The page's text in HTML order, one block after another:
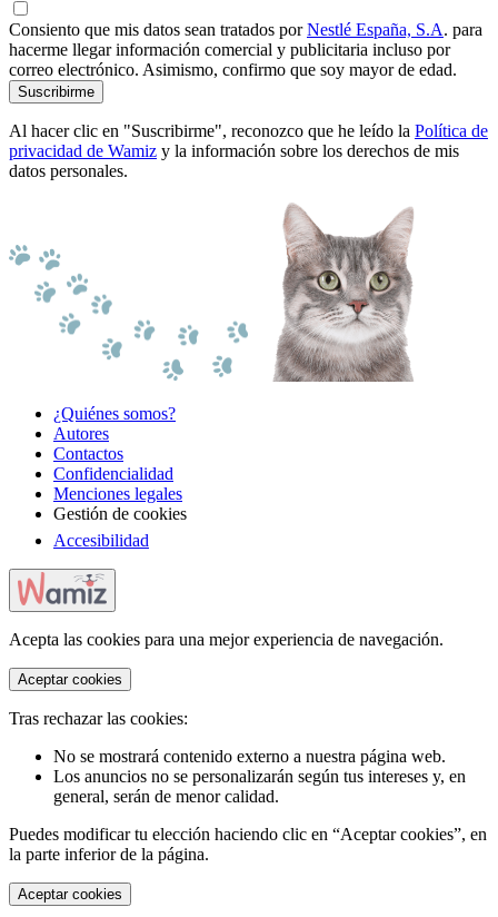
Consiento que mis datos sean tratados porNestlé España, S.A. para
hacerme llegar información comercial y publicitaria incluso por
correo electrónico. Asimismo, confirmo que soy mayor de edad.
Suscribirme
Al hacer clic en "Suscribirme", reconozco que he leído la Política de
privacidad de Wamiz y la información sobre los derechos de mis
datos personales.
¿Quiénes somos?
Autores
Contactos
Confidencialidad
Menciones legales
Gestión de cookies
Accesibilidad
Acepta las cookies para una mejor experiencia de navegación.
Aceptar cookies
Tras rechazar las cookies:
No se mostrará contenido externo a nuestra página web.
Los anuncios no se personalizarán según tus intereses y, en
general, serán de menor calidad.
Puedes modificar tu elección haciendo clic en “Aceptar cookies”, en
la parte inferior de la página.
Aceptar cookies